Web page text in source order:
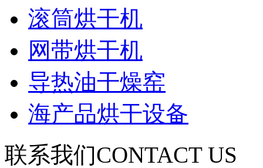
滚筒烘干机
网带烘干机
导热油干燥窑
海产品烘干设备
联系我们CONTACT US